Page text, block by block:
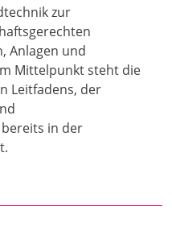
zur
Anlagen und
Mittelpunkt steht die
Leitfadens, der
in der